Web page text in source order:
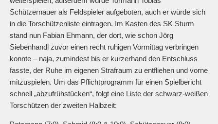
Schützernauer als Feldspieler aufgeboten, auch er würde sich
in die Torschützenliste eintragen. Im Kasten des SK Sturm
stand nun Fabian Ehmann, der dort, wie schon Jörg
Siebenhandl zuvor einen recht ruhigen Vormittag verbringen
konnte – naja, zumindest bis er kurzerhand den Entschluss
fasste, der Ruhe im eigenen Strafraum zu entfliehen und vorne
mitzuspielen. Um das Pflichtprogramm für einen Spielbericht
schnell „abzufrühstücken“, folgt eine Liste der schwarz-weißen
Torschützen der zweiten Halbzeit: